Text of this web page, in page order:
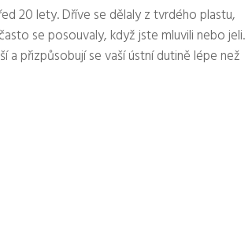
20 lety. Dříve se dělaly z tvrdého plastu,
se posouvaly, když jste mluvili nebo jeli.
a přizpůsobují se vaší ústní dutině lépe než